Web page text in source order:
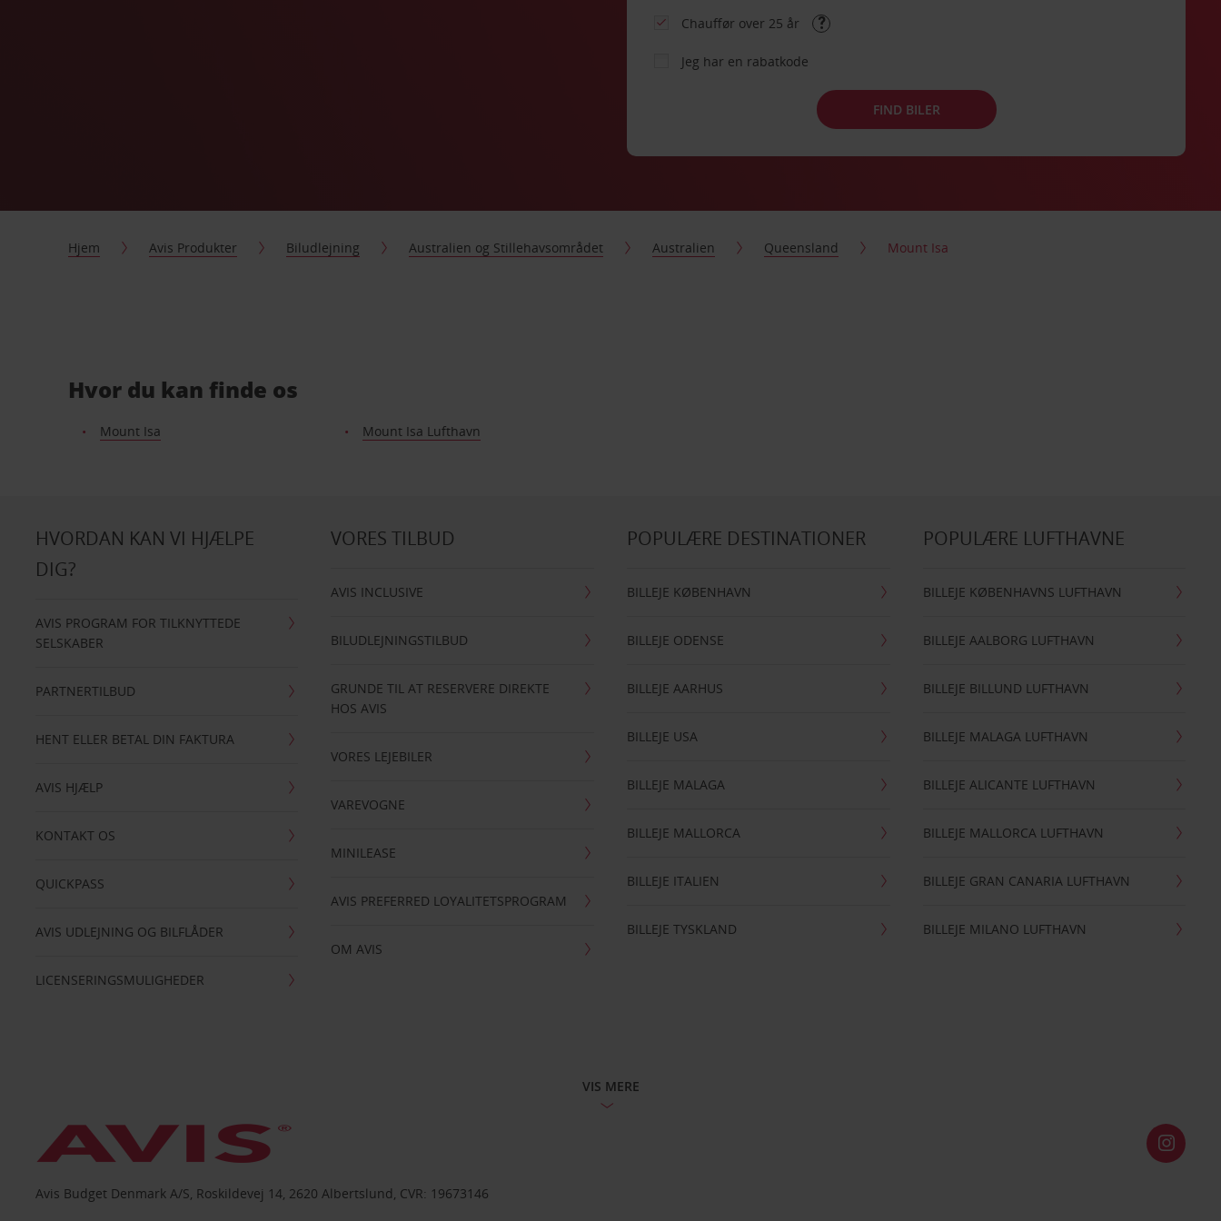
Chauffør over 25 år
Jeg har en rabatkode
FIND BILER
Hjem Avis Produkter Biludlejning Australien og Stillehavsområdet Australien Queensland Mount Isa
Hvor du kan finde os
Mount Isa Mount Isa Lufthavn
HVORDAN KAN VI HJÆLPE
DIG?
AVIS PROGRAM FOR TILKNYTTEDE
SELSKABER
PARTNERTILBUD
HENT ELLER BETAL DIN FAKTURA
AVIS HJÆLP
KONTAKT OS
QUICKPASS
AVIS UDLEJNING OG BILFLÅDER
LICENSERINGSMULIGHEDER
VORES TILBUD
AVIS INCLUSIVE
BILUDLEJNINGSTILBUD
GRUNDE TIL AT RESERVERE DIREKTE
HOS AVIS
VORES LEJEBILER
VAREVOGNE
MINILEASE
AVIS PREFERRED LOYALITETSPROGRAM
OM AVIS
POPULÆRE DESTINATIONER
BILLEJE KØBENHAVN
BILLEJE ODENSE
BILLEJE AARHUS
BILLEJE USA
BILLEJE MALAGA
BILLEJE MALLORCA
BILLEJE ITALIEN
BILLEJE TYSKLAND
POPULÆRE LUFTHAVNE
BILLEJE KØBENHAVNS LUFTHAVN
BILLEJE AALBORG LUFTHAVN
BILLEJE BILLUND LUFTHAVN
BILLEJE MALAGA LUFTHAVN
BILLEJE ALICANTE LUFTHAVN
BILLEJE MALLORCA LUFTHAVN
BILLEJE GRAN CANARIA LUFTHAVN
BILLEJE MILANO LUFTHAVN
VIS MERE
Avis Budget Denmark A/S, Roskildevej 14, 2620 Albertslund, CVR: 19673146